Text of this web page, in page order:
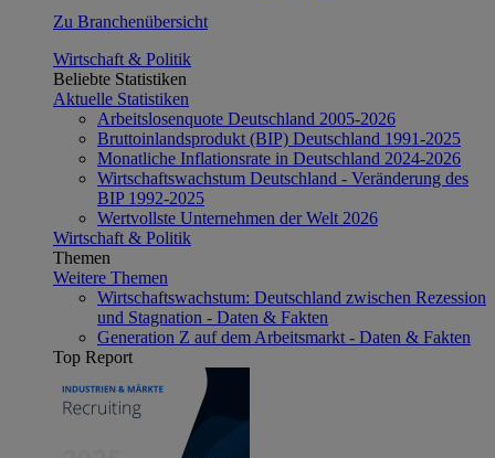
Zu Branchenübersicht
Wirtschaft & Politik
Beliebte Statistiken
Aktuelle Statistiken
Arbeitslosenquote Deutschland 2005-2026
Bruttoinlandsprodukt (BIP) Deutschland 1991-2025
Monatliche Inflationsrate in Deutschland 2024-2026
Wirtschaftswachstum Deutschland - Veränderung des
BIP 1992-2025
Wertvollste Unternehmen der Welt 2026
Wirtschaft & Politik
Themen
Weitere Themen
Wirtschaftswachstum: Deutschland zwischen Rezession
und Stagnation - Daten & Fakten
Generation Z auf dem Arbeitsmarkt - Daten & Fakten
Top Report